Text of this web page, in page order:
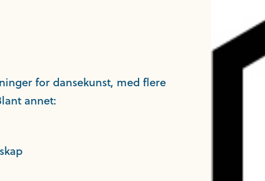
for dansekunst, med flere
annet: